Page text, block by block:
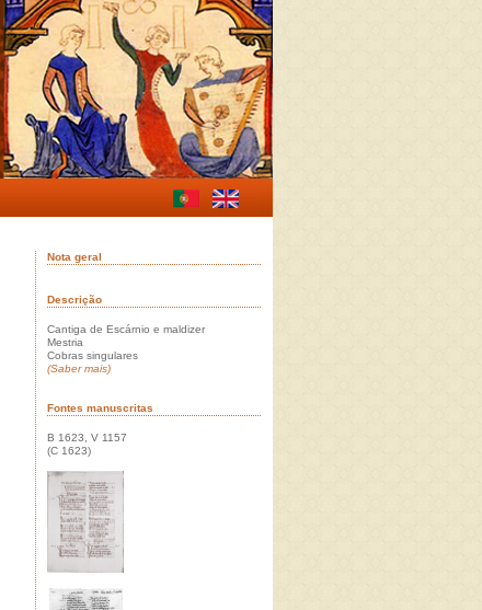
Nota geral
Descrição
Cantiga de Escárnio e maldizer
Mestria
Cobras singulares
(Saber mais)
Fontes manuscritas
B 1623, V 1157
(C 1623)